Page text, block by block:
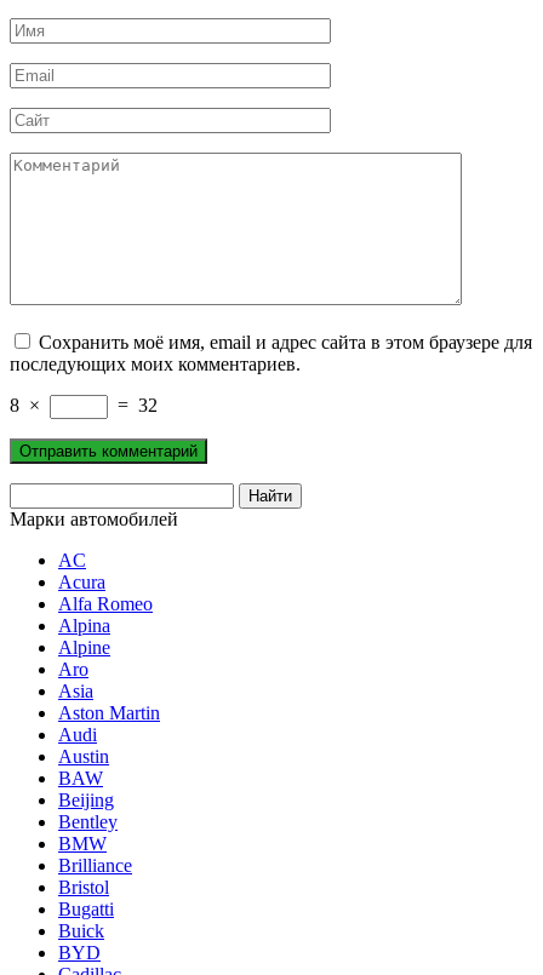
Имя
*
Email
*
Сайт
Комментарий
Сохранить моё имя, email и адрес сайта в этом браузере для
последующих моих комментариев.
8 × = 32
Марки автомобилей
AC
Acura
Alfa Romeo
Alpina
Alpine
Aro
Asia
Aston Martin
Audi
Austin
BAW
Beijing
Bentley
BMW
Brilliance
Bristol
Bugatti
Buick
BYD